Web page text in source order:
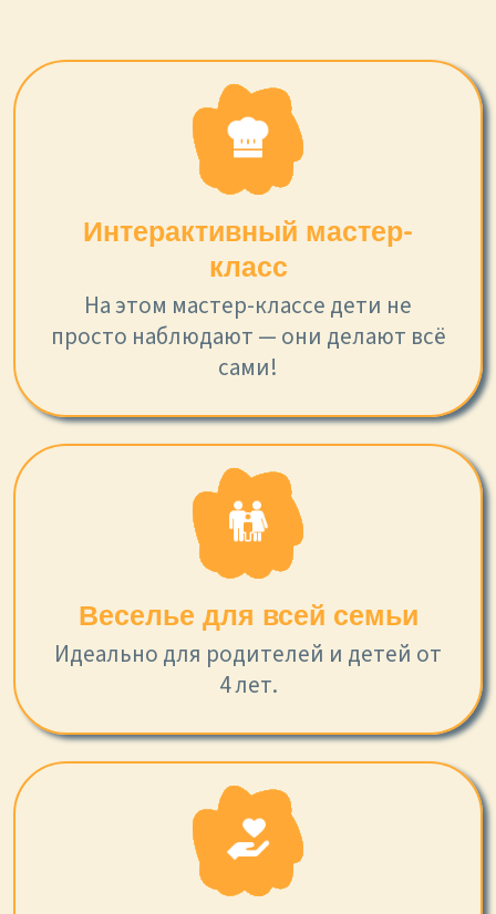
Интерактивный мастер-
класс
На этом мастер-классе дети не
просто наблюдают — они делают всё
сами!
Веселье для всей семьи
Идеально для родителей и детей от
4 лет.